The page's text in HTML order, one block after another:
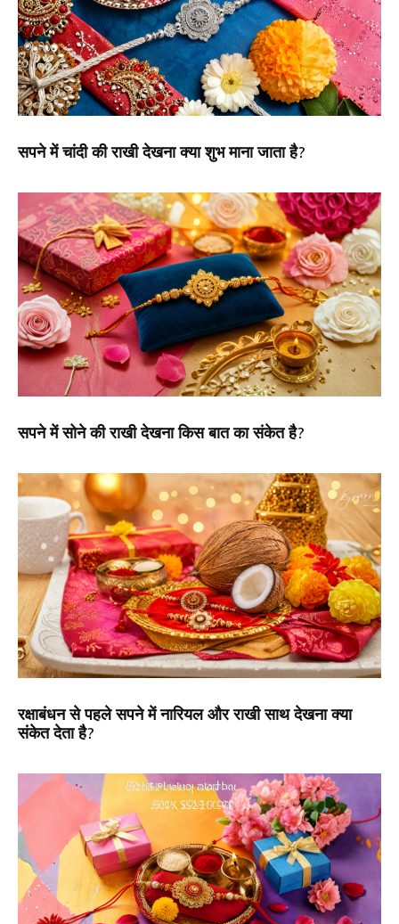
सपने में चांदी की राखी देखना क्या शुभ माना जाता है?
सपने में सोने की राखी देखना किस बात का संकेत है?
रक्षाबंधन से पहले सपने में नारियल और राखी साथ देखना क्या
संकेत देता है?